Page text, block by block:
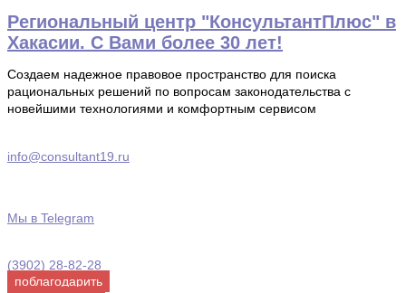
Перейти
к
содержимому
Региональный центр "КонсультантПлюс" в
Хакасии. С Вами более 30 лет!
Создаем надежное правовое пространство для поиска
рациональных решений по вопросам законодательства с
новейшими технологиями и комфортным сервисом
info@consultant19.ru
Мы в Telegram
(3902) 28-82-28
поблагодарить